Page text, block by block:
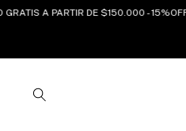
A PARTIR DE $150.000 - 15%OFF